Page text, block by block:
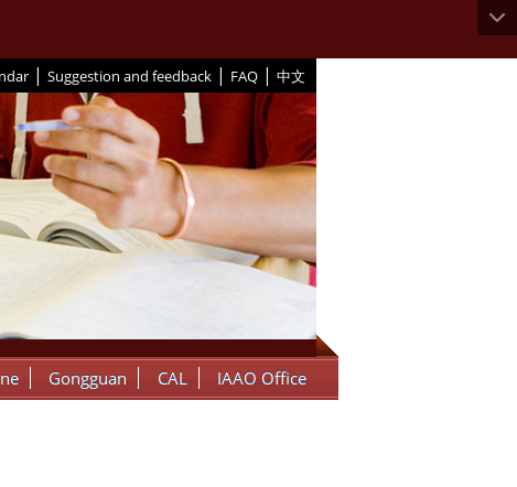
| Suggestion and feedback | FAQ | 中文
Gongguan CAL IAAO Office